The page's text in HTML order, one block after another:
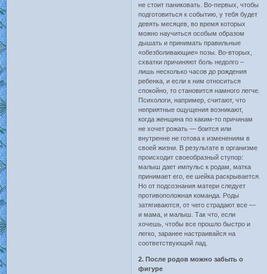
не стоит паниковать. Во-первых, чтобы
подготовиться к событию, у тебя будет
девять месяцев, во время которых
можно научиться особым образом
дышать и принимать правильные
«обезболивающие» позы. Во-вторых,
схватки причиняют боль недолго –
лишь несколько часов до рождения
ребенка, и если к ним относиться
спокойно, то становится намного легче.
Психологи, например, считают, что
неприятные ощущения возникают,
когда женщина по каким-то причинам
не хочет рожать — боится или
внутренне не готова к изменениям в
своей жизни. В результате в организме
происходит своеобразный ступор:
малыш дает импульс к родам, матка
принимает его, ее шейка раскрывается.
Но от подсознания матери следует
противоположная команда. Роды
затягиваются, от чего страдают все —
и мама, и малыш. Так что, если
хочешь, чтобы все прошло быстро и
легко, заранее настраивайся на
соответствующий лад.
2. После родов можно забыть о
фигуре